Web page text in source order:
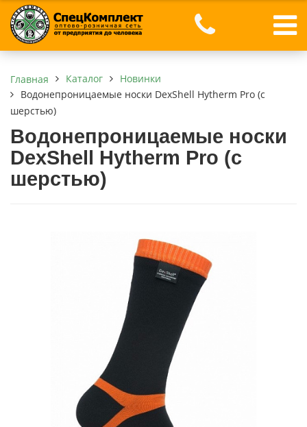
Главная Каталог
Новинки
Водонепроницаемые носки DexShell Hytherm Pro (с
шерстью)
Водонепроницаемые носки
DexShell Hytherm Pro (с
шерстью)